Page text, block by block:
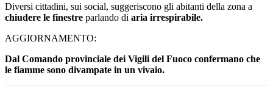
Diversi cittadini, sui social, suggeriscono gli abitanti della zona a
chiudere le finestre parlando di aria irrespirabile.
AGGIORNAMENTO:
Dal Comando provinciale dei Vigili del Fuoco confermano che
le fiamme sono divampate in un vivaio.